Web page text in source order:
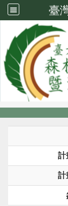
臺
系所成員
系所成員
計
計